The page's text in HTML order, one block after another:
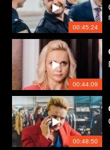
00:45:24
00:44:09
00:48:50